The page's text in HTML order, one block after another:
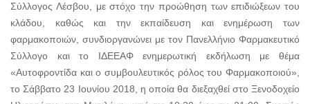
Σύλλογος Λέσβου, με στόχο την προώθηση των επιδιώξεων του
κλάδου, καθώς και την εκπαίδευση και ενημέρωση των
φαρμακοποιών, συνδιοργανώνει με τον Πανελλήνιο Φαρμακευτικό
Σύλλογο και το ΙΔΕΕΑΦ ενημερωτική εκδήλωση με θέμα
«Αυτοφροντίδα και ο συμβουλευτικός ρόλος του Φαρμακοποιού»,
το Σάββατο 23 Ιουνίου 2018, η οποία θα διεξαχθεί στο Ξενοδοχείο